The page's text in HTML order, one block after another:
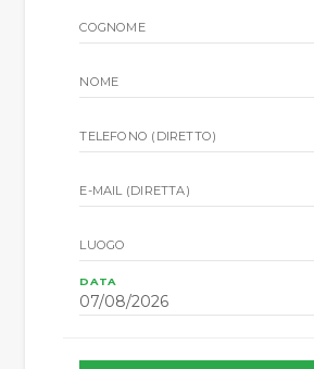
COGNOME
NOME
TELEFONO (DIRETTO)
E-MAIL (DIRETTA)
LUOGO
DATA